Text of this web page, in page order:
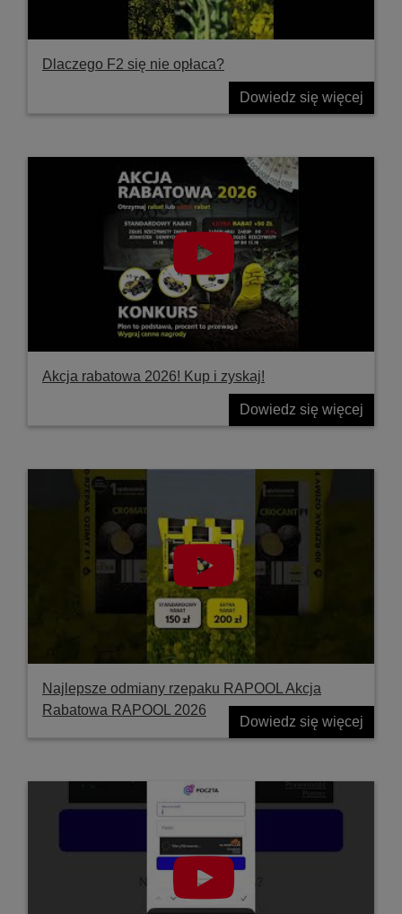
Dlaczego F2 się nie opłaca?
Dowiedz się więcej
Akcja rabatowa 2026! Kup i zyskaj!
Dowiedz się więcej
Najlepsze odmiany rzepaku RAPOOL Akcja
Rabatowa RAPOOL 2026
Dowiedz się więcej